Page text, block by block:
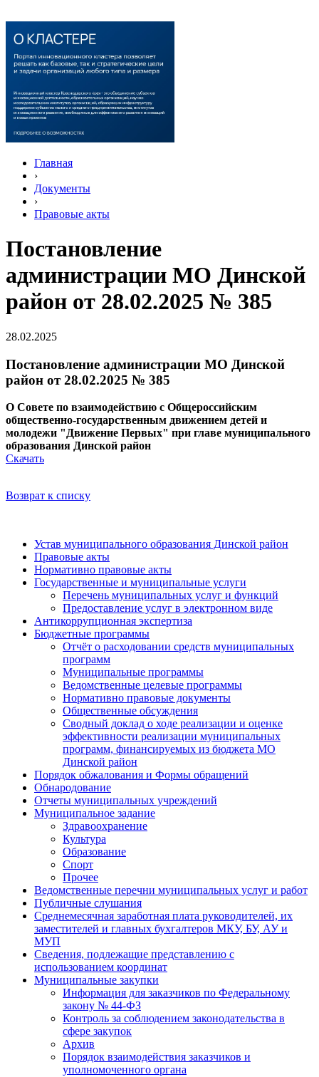
Главная
›
Документы
›
Правовые акты
Постановление
администрации МО Динской
район от 28.02.2025 № 385
28.02.2025
Постановление администрации МО Динской
район от 28.02.2025 № 385
О Совете по взаимодействию с Общероссийским
общественно-государственным движением детей и
молодежи "Движение Первых" при главе муниципального
образования Динской район
Скачать
Возврат к списку
Устав муниципального образования Динской район
Правовые акты
Нормативно правовые акты
Государственные и муниципальные услуги
Перечень муниципальных услуг и функций
Предоставление услуг в электронном виде
Антикоррупционная экспертиза
Бюджетные программы
Отчёт о расходовании средств муниципальных
программ
Муниципальные программы
Ведомственные целевые программы
Нормативно правовые документы
Общественные обсуждения
Сводный доклад о ходе реализации и оценке
эффективности реализации муниципальных
программ, финансируемых из бюджета МО
Динской район
Порядок обжалования и Формы обращений
Обнародование
Отчеты муниципальных учреждений
Муниципальное задание
Здравоохранение
Культура
Образование
Спорт
Прочее
Ведомственные перечни муниципальных услуг и работ
Публичные слушания
Среднемесячная заработная плата руководителей, их
заместителей и главных бухгалтеров МКУ, БУ, АУ и
МУП
Сведения, подлежащие представлению с
использованием координат
Муниципальные закупки
Информация для заказчиков по Федеральному
закону № 44-ФЗ
Контроль за соблюдением законодательства в
сфере закупок
Архив
Порядок взаимодействия заказчиков и
уполномоченного органа